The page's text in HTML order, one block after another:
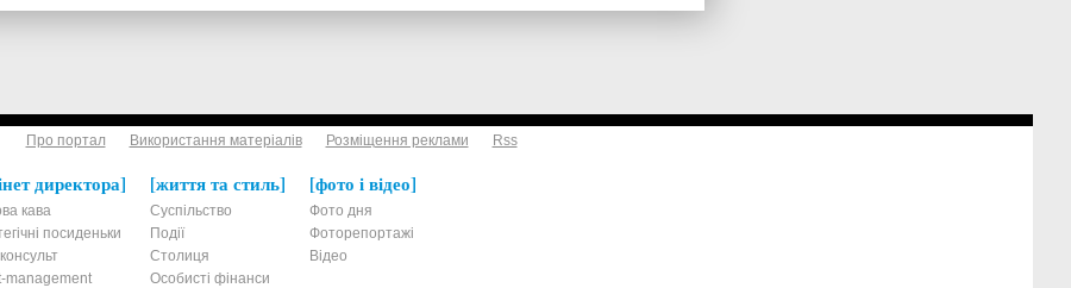
Про портал Використання матеріалів Розміщення реклами Rss
директора
кава
посиденьки
management
життя та стиль
Суспільство
Події
Столиця
Особисті фінанси
фото і відео
Фото дня
Фоторепортажі
Відео